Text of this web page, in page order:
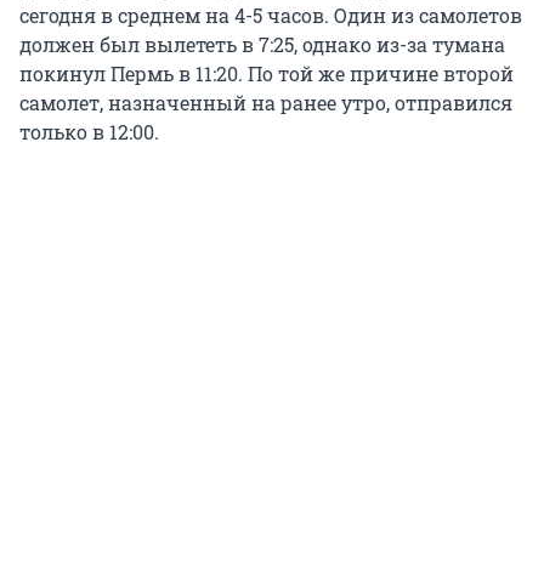
сегодня в среднем на 4-5 часов. Один из самолетов
должен был вылететь в 7:25, однако из-за тумана
покинул Пермь в 11:20. По той же причине второй
самолет, назначенный на ранее утро, отправился
только в 12:00.